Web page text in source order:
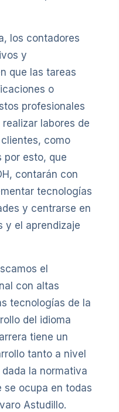
los contadores
y
que las tareas
o
profesionales
labores de
como
por esto, que
contarán con
tecnologías
y centrarse en
y el aprendizaje
el
con altas
tecnologías de la
del idioma
tiene un
tanto a nivel
la normativa
se ocupa en todas
Astudillo.